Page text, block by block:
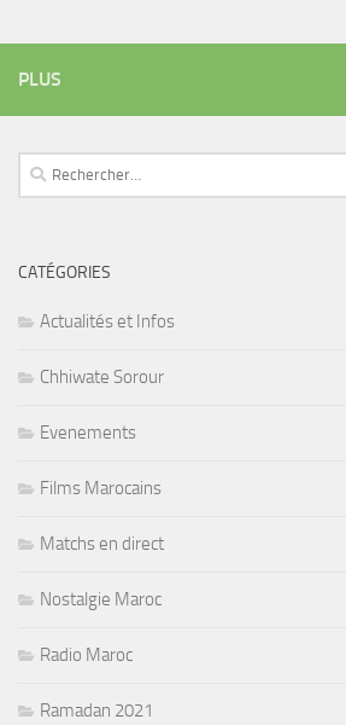
PLUS
Rechercher :
CATÉGORIES
Actualités et Infos
Chhiwate Sorour
Evenements
Films Marocains
Matchs en direct
Nostalgie Maroc
Radio Maroc
Ramadan 2021